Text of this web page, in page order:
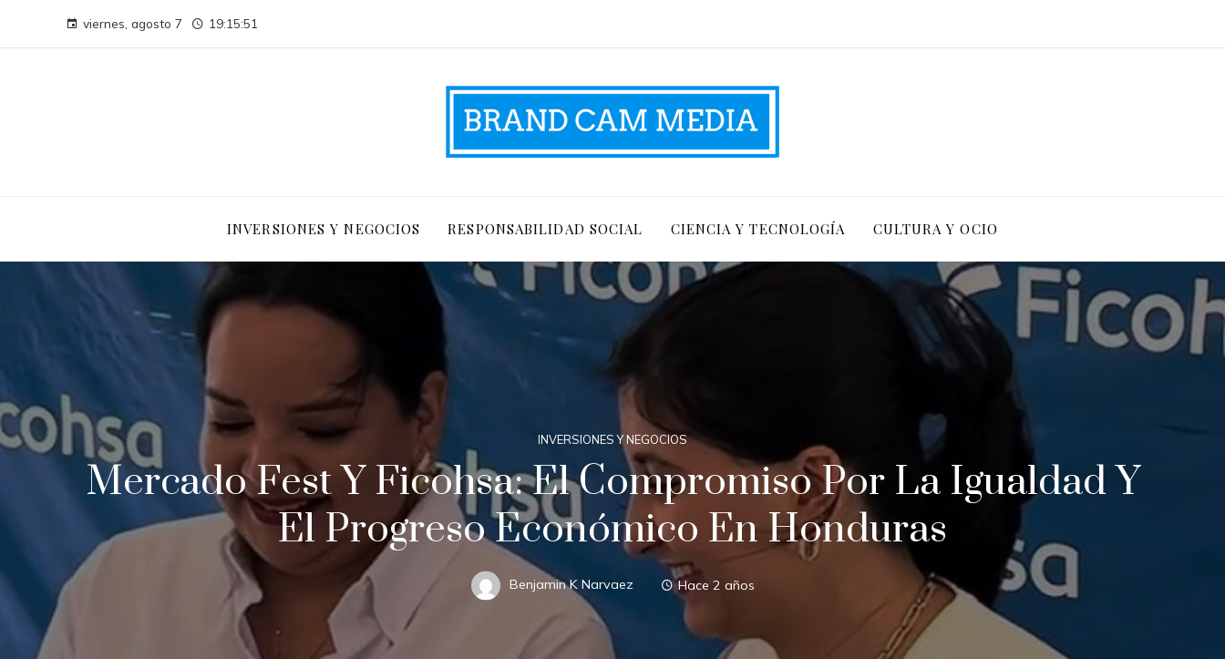
viernes, agosto 7 19:15:52
INVERSIONES Y NEGOCIOS RESPONSABILIDAD SOCIAL CIENCIA Y TECNOLOGÍA CULTURA Y OCIO
INVERSIONES Y NEGOCIOS
Mercado Fest Y Ficohsa: El Compromiso Por La Igualdad Y
El Progreso Económico En Honduras
Benjamin K Narvaez Hace 2 años